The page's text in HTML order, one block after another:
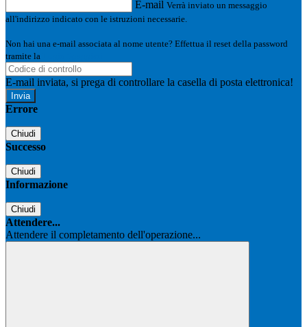
E-mail Verrà inviato un messaggio
all'indirizzo indicato con le istruzioni necessarie.
Non hai una e-mail associata al nome utente? Effettua il reset della password
tramite la
E-mail inviata, si prega di controllare la casella di posta elettronica!
Errore
Chiudi
Successo
Chiudi
Informazione
Chiudi
Attendere...
Attendere il completamento dell'operazione...